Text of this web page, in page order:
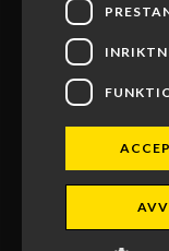
POWERED BY EMPORI